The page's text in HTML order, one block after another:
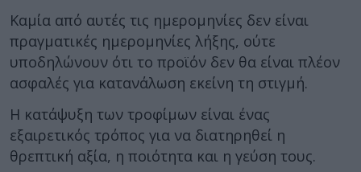
Καμία από αυτές τις ημερομηνίες δεν είναι
πραγματικές ημερομηνίες λήξης, ούτε
υποδηλώνουν ότι το προϊόν δεν θα είναι πλέον
ασφαλές για κατανάλωση εκείνη τη στιγμή.
Η κατάψυξη των τροφίμων είναι ένας
εξαιρετικός τρόπος για να διατηρηθεί η
θρεπτική αξία, η ποιότητα και η γεύση τους.